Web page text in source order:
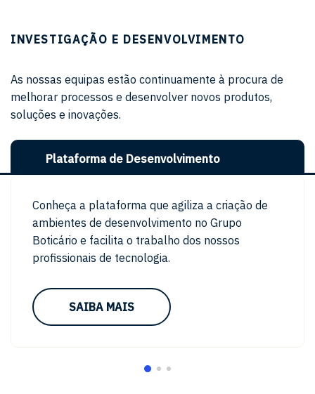
INVESTIGAÇÃO E DESENVOLVIMENTO
As nossas equipas estão continuamente à procura de
melhorar processos e desenvolver novos produtos,
soluções e inovações.
Plataforma de Desenvolvimento
Conheça a plataforma que agiliza a criação de
ambientes de desenvolvimento no Grupo
Boticário e facilita o trabalho dos nossos
profissionais de tecnologia.
SAIBA MAIS